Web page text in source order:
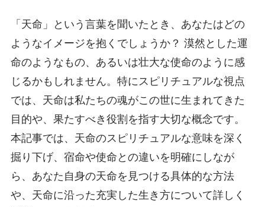
「天命」という言葉を聞いたとき、あなたはどの
ようなイメージを抱くでしょうか？ 漠然とした運
命のようなもの、あるいは壮大な使命のように感
じるかもしれません。特にスピリチュアルな視点
では、天命は私たちの魂がこの世に生まれてきた
目的や、果たすべき役割を指す大切な概念です。
本記事では、天命のスピリチュアルな意味を深く
掘り下げ、宿命や使命との違いを明確にしなが
ら、あなた自身の天命を見つける具体的な方法
や、天命に沿った充実した生き方について詳しく